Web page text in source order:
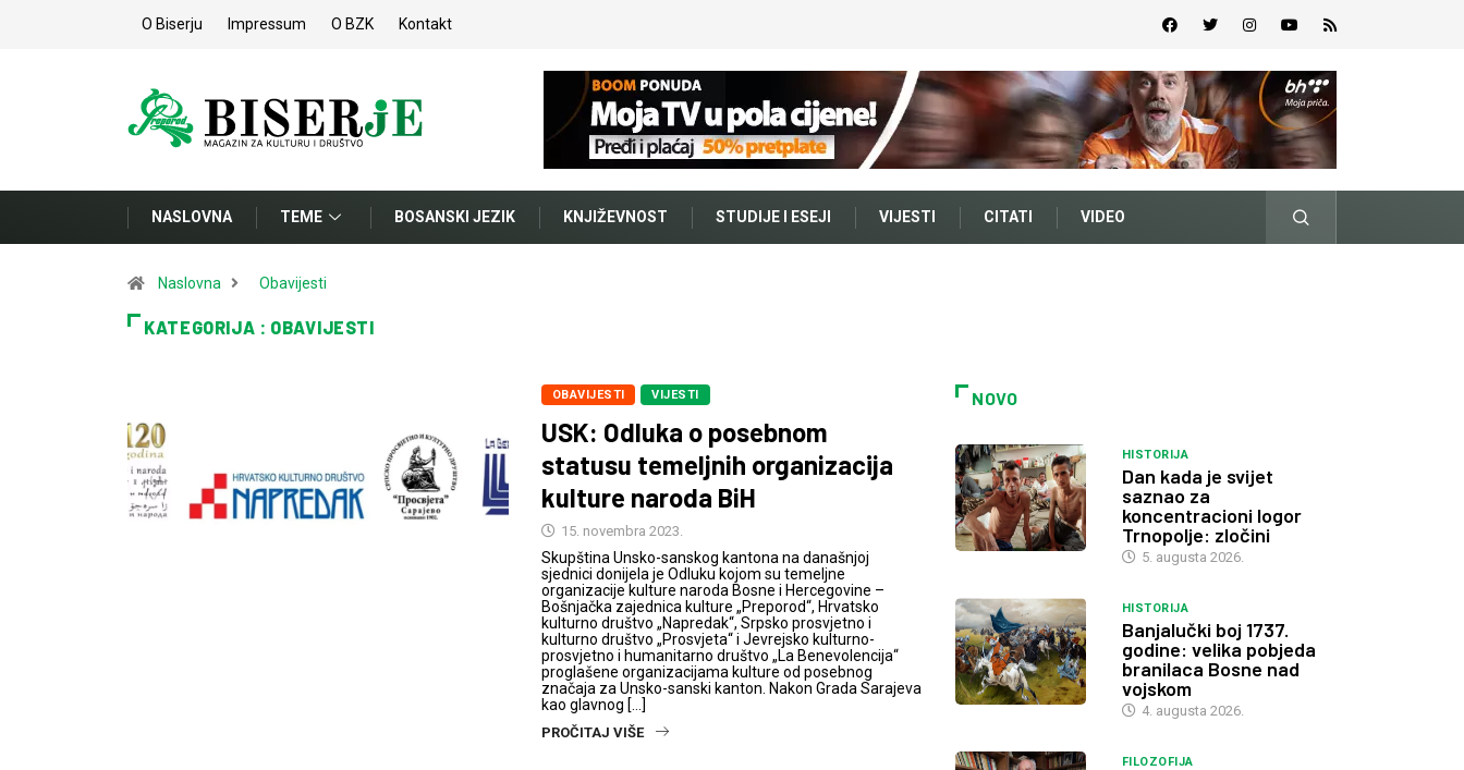
O Biserju Impressum O BZK Kontakt
NASLOVNA TEME BOSANSKI JEZIK KNJIŽEVNOST STUDIJE I ESEJI VIJESTI CITATI VIDEO
Naslovna Obavijesti
KATEGORIJA : OBAVIJESTI
OBAVIJESTI VIJESTI
USK: Odluka o posebnom
statusu temeljnih organizacija
kulture naroda BiH
15. novembra 2023.
Skupština Unsko-sanskog kantona na današnjoj
sjednici donijela je Odluku kojom su temeljne
organizacije kulture naroda Bosne i Hercegovine –
Bošnjačka zajednica kulture „Preporod“, Hrvatsko
kulturno društvo „Napredak“, Srpsko prosvjetno i
kulturno društvo „Prosvjeta“ i Jevrejsko kulturno-
prosvjetno i humanitarno društvo „La Benevolencija“
proglašene organizacijama kulture od posebnog
značaja za Unsko-sanski kanton. Nakon Grada Sarajeva
kao glavnog […]
PROČITAJ VIŠE
NOVO
HISTORIJA
Dan kada je svijet
saznao za
koncentracioni logor
Trnopolje: zločini
5. augusta 2026.
HISTORIJA
Banjalučki boj 1737.
godine: velika pobjeda
branilaca Bosne nad
vojskom
4. augusta 2026.
FILOZOFIJA